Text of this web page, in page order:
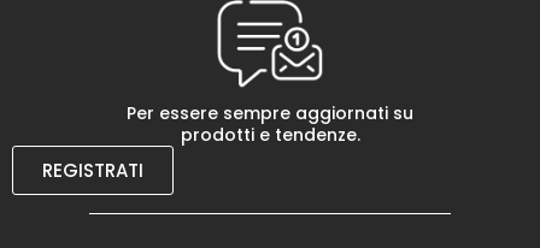
Per essere sempre aggiornati su
prodotti e tendenze.
REGISTRATI